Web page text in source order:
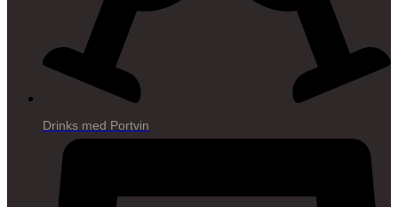
Drinks med Portvin